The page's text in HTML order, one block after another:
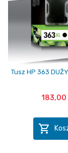
Tusz HP 363
183,00
